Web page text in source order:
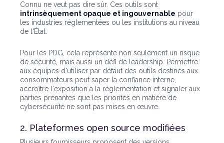
Connu ne veut pas dire sûr. Ces outils sont
intrinsèquement opaque et ingouvernable pour
les industries réglementées ou les institutions au niveau
de l'État.
Pour les PDG, cela représente non seulement un risque
de sécurité, mais aussi un défi de leadership. Permettre
aux équipes d'utiliser par défaut des outils destinés aux
consommateurs peut saper la confiance interne,
accroître l'exposition à la réglementation et signaler aux
parties prenantes que les priorités en matière de
cybersécurité ne sont pas mises en œuvre.
2. Plateformes open source modifiées